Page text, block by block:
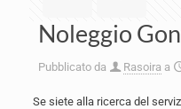
Noleggio
Pubblicato da Rasoira a
Se siete alla ricerca del